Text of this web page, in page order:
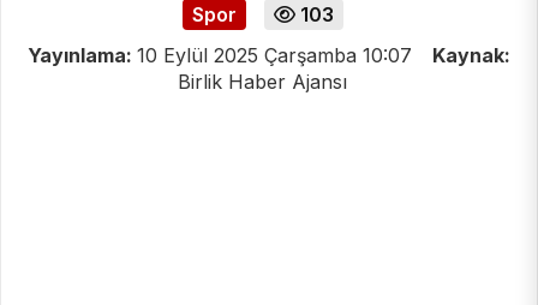
Spor
103
Yayınlama: 10 Eylül 2025 Çarşamba 10:07
Kaynak:
Birlik Haber Ajansı